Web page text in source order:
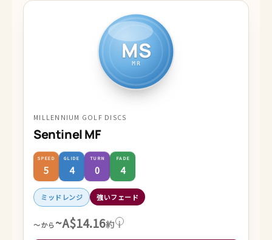
MS
MR
MILLENNIUM GOLF DISCS
Sentinel MF
SPEED
5
GLIDE
4
TURN
0
FADE
4
ミッドレンジ 強いフェード
～から~A$14.16約 i